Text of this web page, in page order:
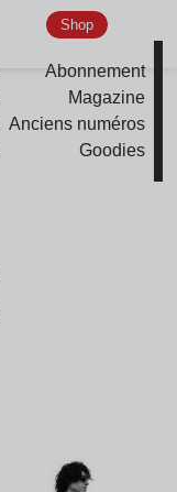
Shop
Abonnement
Magazine
Anciens numéros
Goodies